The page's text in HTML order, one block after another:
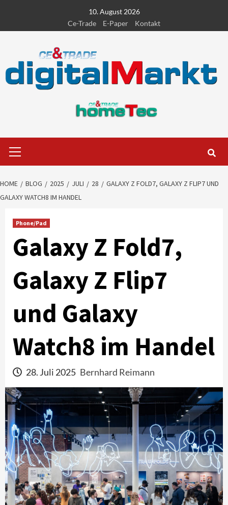
content
10. August 2026
Ce-Trade
E-Paper Kontakt
Menu
HOME BLOG 2025 JULI 28
GALAXY Z FOLD7, GALAXY Z FLIP7 UND
GALAXY WATCH8 IM HANDEL
Phone/Pad
Galaxy Z Fold7,
Galaxy Z Flip7
und Galaxy
Watch8 im Handel
28. Juli 2025 Bernhard Reimann